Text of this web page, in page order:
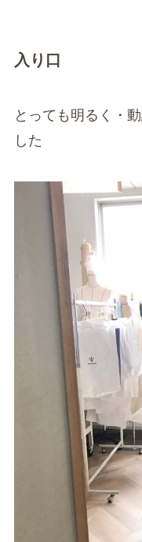
入り口
とっても明るく・
した